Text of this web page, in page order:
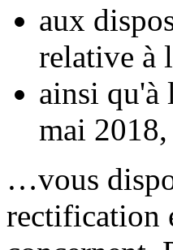
aux
relative à
ainsi qu'à
mai 2018,
…vous
rectification